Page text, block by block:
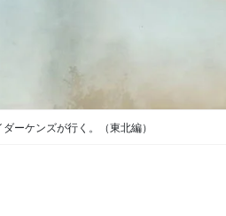
ーケンズが行く。（東北編）